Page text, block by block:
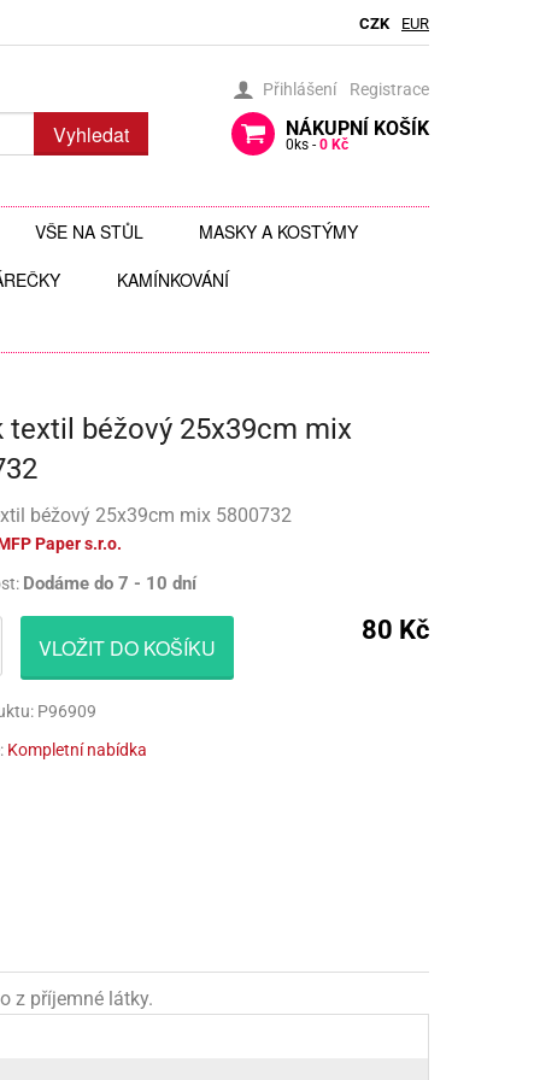
CZK EUR
Přihlášení Registrace
NÁKUPNÍ KOŠÍK
0 ks - 0 Kč
Vyhledat
NA DORTY
VŠE NA STŮL
BRČKA
JEDNORÁZOVÉ PŘÍBORY
KELÍMKY A POHÁRKY
TÉMATICKÉ KELÍMKY
KOŠÍČKY NA MUFFINY
NAPICHOVÁTKA A ZÁPICHY
TALÍŘE
UBRUSY
MASKY A KOSTÝMY
KLOBOUKY, ČEPICE
MASKY
AROMA NA SLIZ
AKTIVÁTOR NA VÝROBU SLIZU
BARVIVA NA SLIZ
HRAČKY
HRAČKY
KAMÍNKOVÁNÍ
textil béžový 25x39cm mix
béžový 25x39cm mix 5800732
Paper s.r.o.
Dodáme do 7 - 10 dní
80 Kč
VLOŽIT DO KOŠÍKU
P96909
Kompletní nabídka
z příjemné látky.